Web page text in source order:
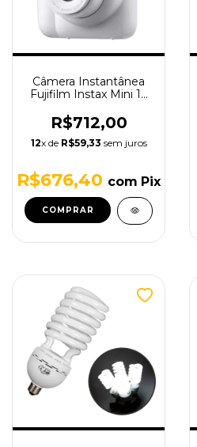
Câmera Instantânea
Fujifilm Instax Mini 12
R$712,00
12x de R$59,33 sem juros
R$676,40 com Pix